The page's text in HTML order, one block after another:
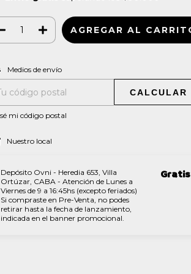
para el CP:
Medios de envío
CALCULAR
mi código postal
Nuestro local
Depósito Ovni - Heredia 653, Villa
Ortúzar, CABA - Atención de Lunes a
Viernes de 9 a 16:45hs (excepto feriados)
Si compraste en Pre-Venta, no podes
retirar hasta la fecha de lanzamiento,
indicada en el banner promocional.
Gratis